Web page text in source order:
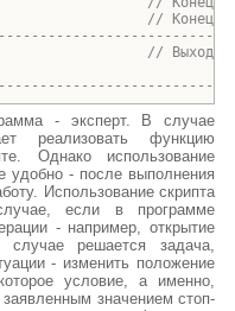
// Конец
// Выход
- эксперт. В случае
реализовать функцию
Однако использование
удобно - после выполнения
Использование скрипта
если в программе
- например, открытие
решается задача,
- изменить положение
условие, а именно,
значением стоп-